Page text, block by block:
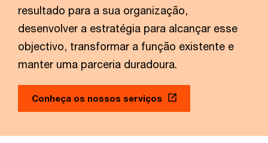
resultado para a sua organização,
desenvolver a estratégia para alcançar esse
objectivo, transformar a função existente e
manter uma parceria duradoura.
Conheça os nossos serviços